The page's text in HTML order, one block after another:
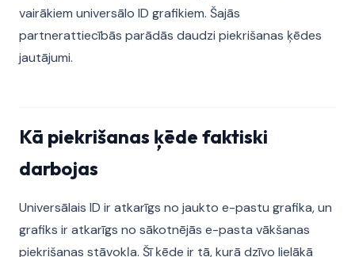
vairākiem universālo ID grafikiem. Šajās
partnerattiecībās parādās daudzi piekrišanas ķēdes
jautājumi.
Kā piekrišanas ķēde faktiski
darbojas
Universālais ID ir atkarīgs no jaukto e-pastu grafika, un
grafiks ir atkarīgs no sākotnējās e-pasta vākšanas
piekrišanas stāvokļa. Šī ķēde ir tā, kurā dzīvo lielākā